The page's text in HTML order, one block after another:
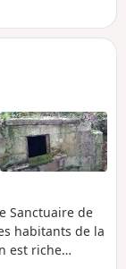
cas de neige,
Sanctuaire de
habitants de la
est riche